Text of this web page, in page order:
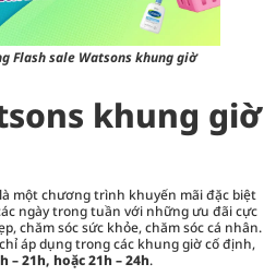
Flash sale Watsons khung giờ
khung giờ
là một chương trình khuyến mãi đặc biệt
ngày trong tuần với những ưu đãi cực
chăm sóc sức khỏe, chăm sóc cá nhân.
áp dụng trong các khung giờ cố định,
– 21h, hoặc 21h – 24h.